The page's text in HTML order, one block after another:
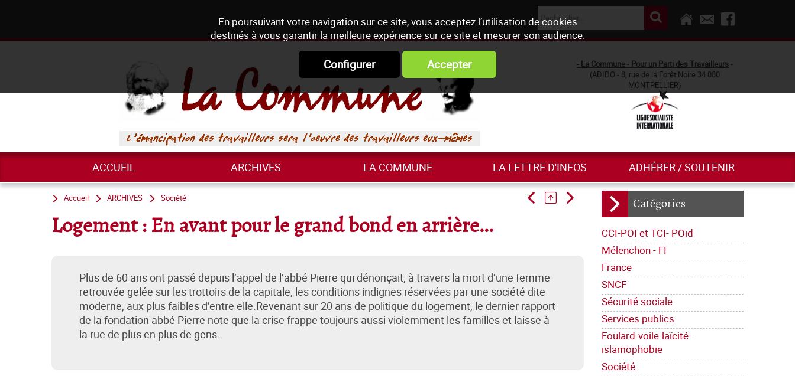
En poursuivant votre navigation sur ce site, vous acceptez l’utilisation de cookies
destinés à vous garantir la meilleure expérience sur ce site et mesurer son audience.
Configurer Accepter - La Commune - Pour un Parti des Travailleurs -
(ADIDO - 8, rue de la Forêt Noire 34 080
MONTPELLIER)
ACCUEIL ARCHIVES LA COMMUNE LA LETTRE D'INFOS ADHÉRER / SOUTENIR
Catégories
CCI-POI et TCI- POid
Mélenchon - FI
France
SNCF
Sécurité sociale
Services publics
Foulard-voile-laïcité-
islamophobie
Société
Accueil ARCHIVES Société
Logement : En avant pour le grand bond en arrière...
Plus de 60 ans ont passé depuis l’appel de l’abbé Pierre qui dénonçait, à travers la mort d’une femme
retrouvée gelée sur les trottoirs de la capitale, les conditions indignes réservées par une société dite
moderne, aux plus faibles d’entre elle.Revenant sur 20 ans de politique du logement, le dernier rapport
de la fondation abbé Pierre note que la crise frappe toujours aussi violemment les familles et laisse à
la rue de plus en plus de gens.